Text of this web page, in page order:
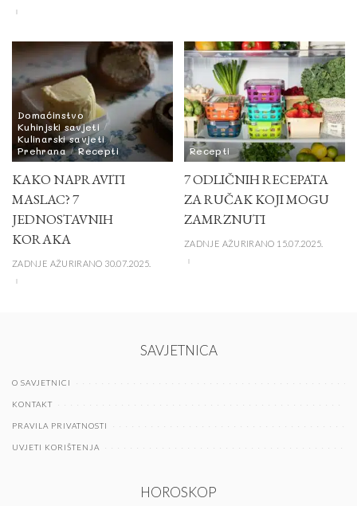
Domaćinstvo
Kuhinjski savjeti
Kulinarski savjeti
Prehrana
Recepti
KAKO NAPRAVITI
MASLAC? 7
JEDNOSTAVNIH
KORAKA
ZADNJE AŽURIRANO 30.07.2025.
Recepti
7 ODLIČNIH RECEPATA
ZA RUČAK KOJI MOGU
ZAMRZNUTI
ZADNJE AŽURIRANO 15.07.2025.
SAVJETNICA
O SAVJETNICI
KONTAKT
PRAVILA PRIVATNOSTI
UVJETI KORIŠTENJA
HOROSKOP